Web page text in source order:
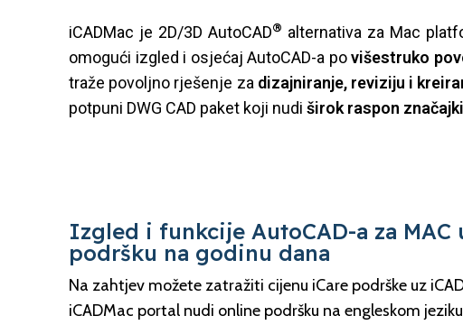
iCADMac je 2D/3D AutoCAD® alternativa za Mac
omogući izgled i osjećaj AutoCAD-a povišestruko
traže povoljno rješenje za dizajniranje, reviziju i
potpuni DWG CAD paket koji nudi širok raspon
Izgled i funkcije AutoCAD-a za MAC
podršku na godinu dana
Na zahtjev možete zatražiti cijenu iCare podrške uz
iCADMac portal nudi online podršku na engleskom